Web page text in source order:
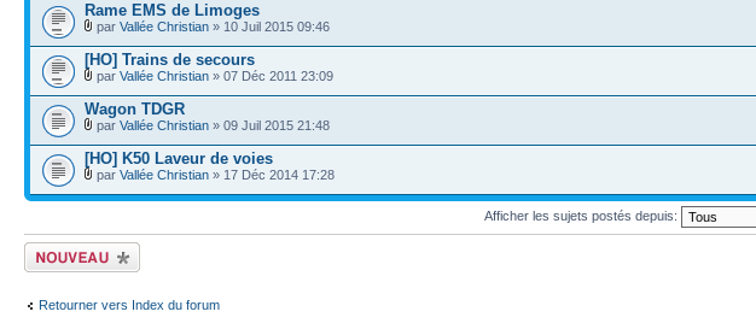
Rame EMS de Limoges
par Vallée Christian » 10 Juil 2015 09:46
[HO] Trains de secours
par Vallée Christian » 07 Déc 2011 23:09
Wagon TDGR
par Vallée Christian » 09 Juil 2015 21:48
[HO] K50 Laveur de voies
par Vallée Christian » 17 Déc 2014 17:28
Afficher les sujets postés depuis:
Écrire un nouveau
sujet
Retourner vers Index du forum